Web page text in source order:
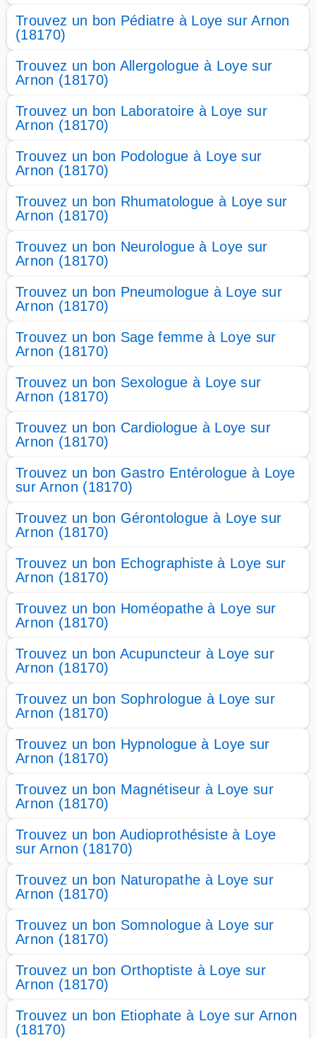
Trouvez un bon Pédiatre à Loye sur Arnon
(18170)
Trouvez un bon Allergologue à Loye sur
Arnon (18170)
Trouvez un bon Laboratoire à Loye sur
Arnon (18170)
Trouvez un bon Podologue à Loye sur
Arnon (18170)
Trouvez un bon Rhumatologue à Loye sur
Arnon (18170)
Trouvez un bon Neurologue à Loye sur
Arnon (18170)
Trouvez un bon Pneumologue à Loye sur
Arnon (18170)
Trouvez un bon Sage femme à Loye sur
Arnon (18170)
Trouvez un bon Sexologue à Loye sur
Arnon (18170)
Trouvez un bon Cardiologue à Loye sur
Arnon (18170)
Trouvez un bon Gastro Entérologue à Loye
sur Arnon (18170)
Trouvez un bon Gérontologue à Loye sur
Arnon (18170)
Trouvez un bon Echographiste à Loye sur
Arnon (18170)
Trouvez un bon Homéopathe à Loye sur
Arnon (18170)
Trouvez un bon Acupuncteur à Loye sur
Arnon (18170)
Trouvez un bon Sophrologue à Loye sur
Arnon (18170)
Trouvez un bon Hypnologue à Loye sur
Arnon (18170)
Trouvez un bon Magnétiseur à Loye sur
Arnon (18170)
Trouvez un bon Audioprothésiste à Loye
sur Arnon (18170)
Trouvez un bon Naturopathe à Loye sur
Arnon (18170)
Trouvez un bon Somnologue à Loye sur
Arnon (18170)
Trouvez un bon Orthoptiste à Loye sur
Arnon (18170)
Trouvez un bon Etiophate à Loye sur Arnon
(18170)